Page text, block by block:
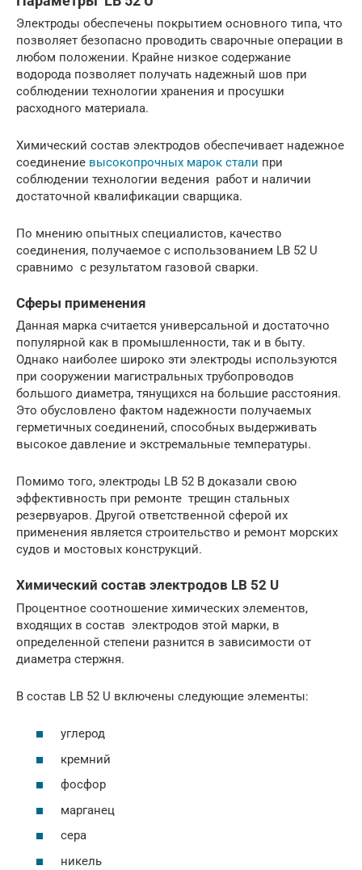
Электроды обеспечены покрытием основного типа, что
позволяет безопасно проводить сварочные операции в
любом положении. Крайне низкое содержание
водорода позволяет получать надежный шов при
соблюдении технологии хранения и просушки
расходного материала.
Химический состав электродов обеспечивает надежное
соединение высокопрочных марок стали при
соблюдении технологии ведения работ и наличии
достаточной квалификации сварщика.
По мнению опытных специалистов, качество
соединения, получаемое с использованием LB 52 U
сравнимо с результатом газовой сварки.
Сферы применения
Данная марка считается универсальной и достаточно
популярной как в промышленности, так и в быту.
Однако наиболее широко эти электроды используются
при сооружении магистральных трубопроводов
большого диаметра, тянущихся на большие расстояния.
Это обусловлено фактом надежности получаемых
герметичных соединений, способных выдерживать
высокое давление и экстремальные температуры.
Помимо того, электроды LB 52 B доказали свою
эффективность при ремонте трещин стальных
резервуаров. Другой ответственной сферой их
применения является строительство и ремонт морских
судов и мостовых конструкций.
Химический состав электродов LB 52 U
Процентное соотношение химических элементов,
входящих в состав электродов этой марки, в
определенной степени разнится в зависимости от
диаметра стержня.
В состав LB 52 U включены следующие элементы:
углерод
кремний
фосфор
марганец
сера
никель